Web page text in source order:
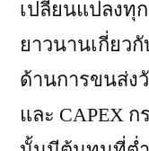
เปลี่ยนแปลง
ยาวนานเกี่ยว
ด้านการขนส่
และ CAPEX ก